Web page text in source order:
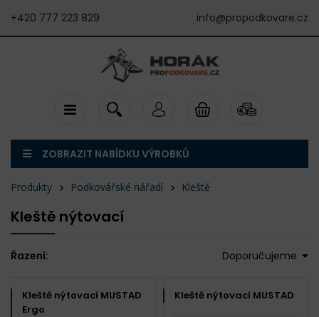
+420 777 223 829 info@propodkovare.cz
ZOBRAZIT NABÍDKU VÝROBKŮ
Produkty Podkovářské nářadí Kleště
Kleště nýtovací
Řazení: Doporučujeme
Kleště nýtovací MUSTAD
Ergo
Kleště nýtovací MUSTAD